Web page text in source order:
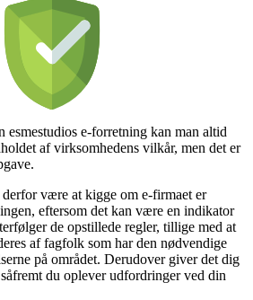
esmestudios e-forretning kan man altid
af virksomhedens vilkår, men det er
være at kigge om e-firmaet er
eftersom det kan være en indikator
de opstillede regler, tillige med at
af fagfolk som har den nødvendige
på området. Derudover giver det dig
du oplever udfordringer ved din